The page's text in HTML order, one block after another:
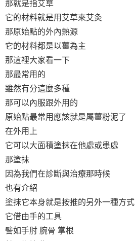
那就是指艾草
它的材料就是用艾草來艾灸
那原始點的外內熱源
它的材料都是以薑為主
那這裡大家看一下
那最常用的
雖然有分這麼多種
那可以內服跟外用的
原始點最常用應該就是屬薑粉泥了
在外用上
它可以大面積塗抹在他處或患處
那塗抹
因為我們在診斷與治療那時候
也有介紹
塗抹它本身就是按推的另外一種方式
它借由手的工具
譬如手肘 腕骨 掌根